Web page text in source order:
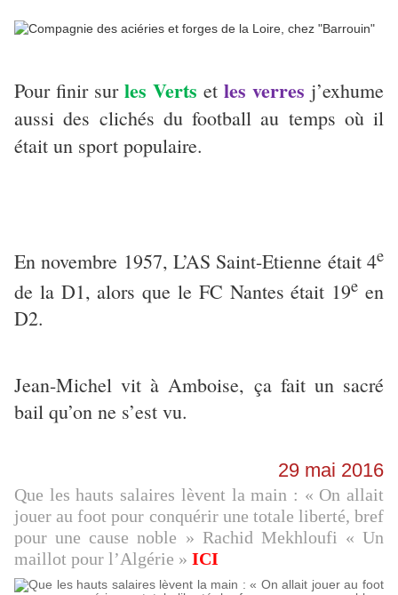
Pour finir sur les Verts et les verres j’exhume
aussi des clichés du football au temps où il
était un sport populaire.
En novembre 1957, L’AS Saint-Etienne était 4e
de la D1, alors que le FC Nantes était 19e en
D2.
Jean-Michel vit à Amboise, ça fait un sacré
bail qu’on ne s’est vu.
29 mai 2016
Que les hauts salaires lèvent la main : « On allait
jouer au foot pour conquérir une totale liberté, bref
pour une cause noble » Rachid Mekhloufi « Un
maillot pour l’Algérie » ICI